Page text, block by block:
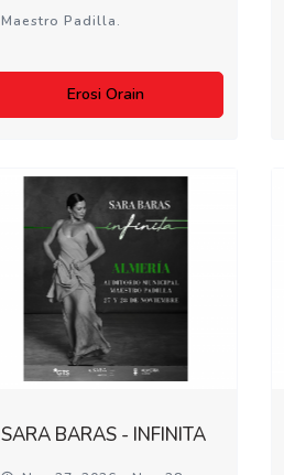
Maestro Padilla.
Erosi Orain
SARA BARAS - INFINITA